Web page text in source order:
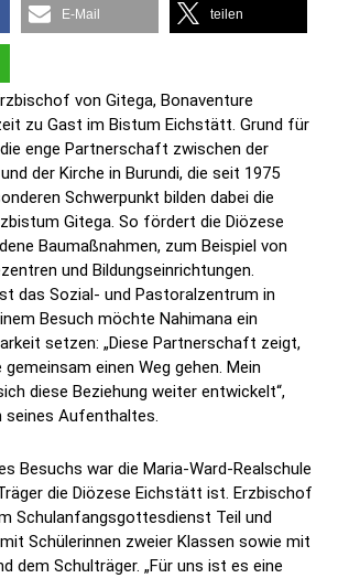
E-Mail teilen
von Gitega, Bonaventure
zu Gast im Bistum Eichstätt. Grund für
enge Partnerschaft zwischen der
der Kirche in Burundi, die seit 1975
Schwerpunkt bilden dabei die
Gitega. So fördert die Diözese
Baumaßnahmen, zum Beispiel von
und Bildungseinrichtungen.
das Sozial- und Pastoralzentrum in
Besuch möchte Nahimana ein
setzen: „Diese Partnerschaft zeigt,
einen Weg gehen. Mein
diese Beziehung weiter entwickelt“,
seines Aufenthaltes.
Besuchs war die Maria-Ward-Realschule
die Diözese Eichstätt ist. Erzbischof
Schulanfangsgottesdienst Teil und
Schülerinnen zweier Klassen sowie mit
dem Schulträger. „Für uns ist es eine